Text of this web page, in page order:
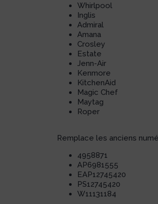
Whirlpool
Inglis
Admiral
Amana
Crosley
Estate
Jenn-Air
Kenmore
KitchenAid
Magic Chef
Maytag
Roper
Remplace les anciens
4958871
AP6981555
EAP12745420
PS12745420
W11131184